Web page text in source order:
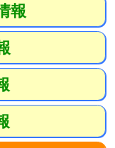
報